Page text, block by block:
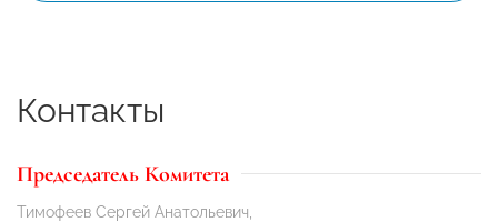
Контакты
Председатель Комитета
Тимофеев Сергей Анатольевич,